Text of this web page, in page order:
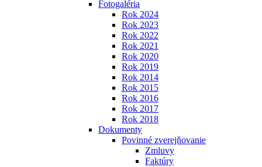
Fotogaléria
Rok 2024
Rok 2023
Rok 2022
Rok 2021
Rok 2020
Rok 2019
Rok 2014
Rok 2015
Rok 2016
Rok 2017
Rok 2018
Dokumenty
Povinné zverejňovanie
Zmluvy
Faktúry